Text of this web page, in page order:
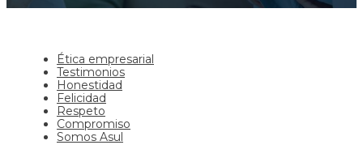
Ética empresarial
Testimonios
Honestidad
Felicidad
Respeto
Compromiso
Somos Asul